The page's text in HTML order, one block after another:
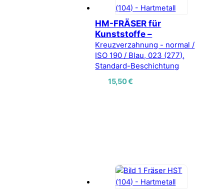
HM-FRÄSER für
Kunststoffe –
Kreuzverzahnung - normal /
ISO 190 / Blau, 023 (277),
Standard-Beschichtung
15,50€